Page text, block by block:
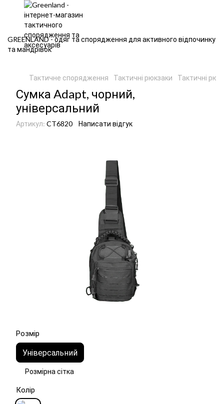
GREENLAND - одяг та спорядження для активного відпочинку
та мандрівок
Тактичне спорядження Тактичні рюкзаки Тактичні
Сумка Adapt, чорний,
універсальний
Артикул: CT6820 Написати відгук
Розмір
Універсальний
Розмірна сітка
Колір